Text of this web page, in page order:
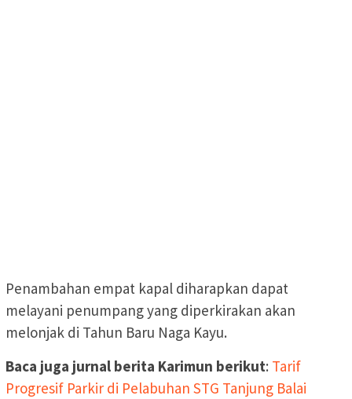
Penambahan empat kapal diharapkan dapat
melayani penumpang yang diperkirakan akan
melonjak di Tahun Baru Naga Kayu.
Baca juga jurnal berita Karimun berikut: Tarif
Progresif Parkir di Pelabuhan STG Tanjung Balai